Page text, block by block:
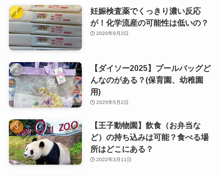
妊娠検査薬でくっきり濃い反応
が！化学流産の可能性は低いの？
2020年9月2日
【ダイソー2025】プールバッグど
んなのがある？(保育園、幼稚園
用)
2025年5月2日
【王子動物園】飲食（お弁当な
ど）の持ち込みは可能？食べる場
所はどこにある？
2022年3月11日